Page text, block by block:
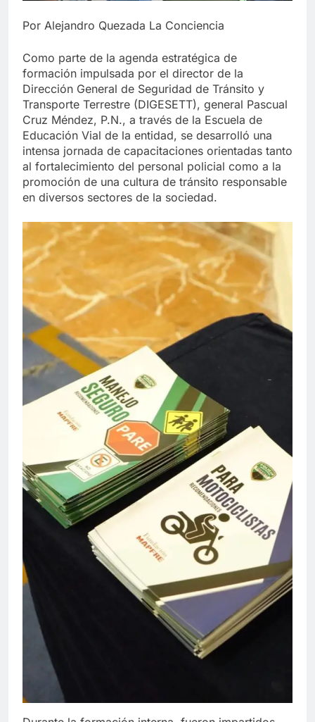
Por Alejandro Quezada La Conciencia
Como parte de la agenda estratégica de
formación impulsada por el director de la
Dirección General de Seguridad de Tránsito y
Transporte Terrestre (DIGESETT), general Pascual
Cruz Méndez, P.N., a través de la Escuela de
Educación Vial de la entidad, se desarrolló una
intensa jornada de capacitaciones orientadas tanto
al fortalecimiento del personal policial como a la
promoción de una cultura de tránsito responsable
en diversos sectores de la sociedad.